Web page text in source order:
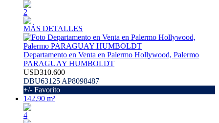
2
MÁS DETALLES
Departamento en Venta en Palermo Hollywood, Palermo
PARAGUAY HUMBOLDT
USD310.600
DBU63125 AP8098487
+/- Favorito
142.90 m²
4